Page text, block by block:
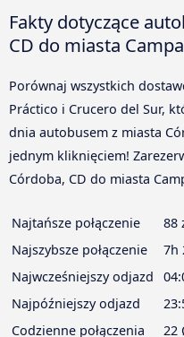
Fakty dotyczące
CD do miasta
Porównaj wszystkich
Práctico i Crucero del Sur,
dnia autobusem z miasta
jednym kliknięciem!
Córdoba, CD do miasta
Najtańsze połączenie
88
Najszybsze połączenie
7h
Najwcześniejszy odjazd
Najpóźniejszy odjazd
Codzienne połączenia
22